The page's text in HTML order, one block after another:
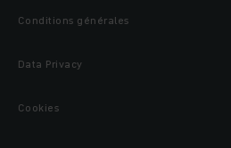
Conditions générales
Data Privacy
Cookies